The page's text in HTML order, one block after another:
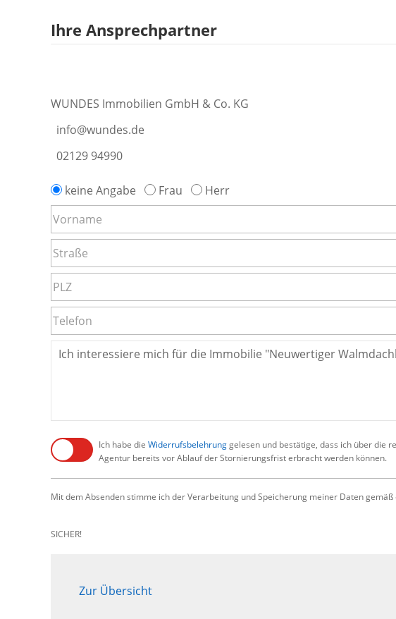
Ihre Ansprechpartner
WUNDES Immobilien GmbH & Co. KG
info@wundes.de
02129 94990
keine Angabe Frau Herr
Ich habe die Widerrufsbelehrunggelesen und bestätige, dass ich über die
Agentur bereits vor Ablauf der Stornierungsfrist erbracht werden können.
Mit dem Absenden stimme ich der Verarbeitung und Speicherung meiner Daten
SICHER!
Zur Übersicht